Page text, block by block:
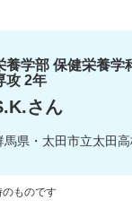
養学部 保健栄養学
攻 2年
さん
馬県・太田市立太田
ものです